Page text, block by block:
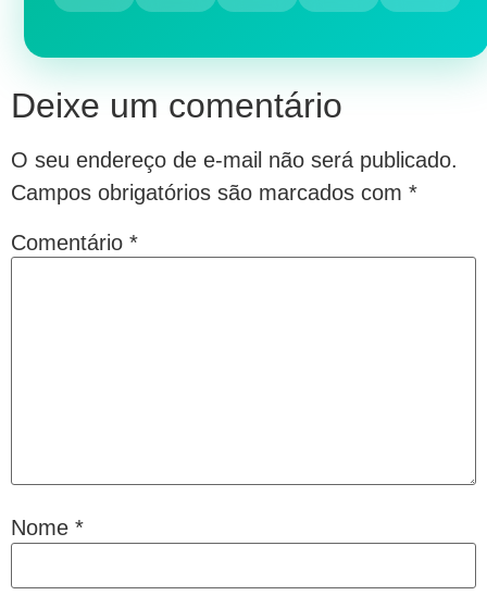
Deixe um comentário
O seu endereço de e-mail não será publicado.
Campos obrigatórios são marcados com *
Comentário *
Nome *